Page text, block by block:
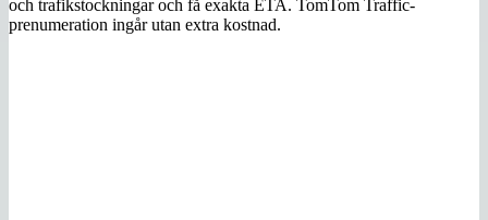
och trafikstockningar och få exakta ETA. TomTom Traffic-
prenumeration ingår utan extra kostnad.